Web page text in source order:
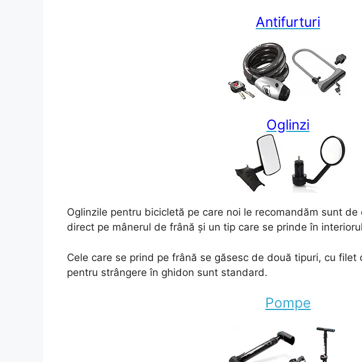
Antifurturi
Oglinzi
Oglinzile pentru bicicletă pe care noi le recomandăm sunt
direct pe mânerul de frână și un tip care se prinde în
Cele care se prind pe frână se găsesc de două tipuri, cu filet
pentru strângere în ghidon sunt standard.
Pompe